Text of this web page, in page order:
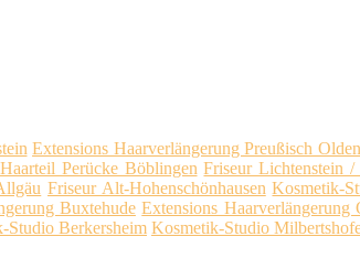
Extensions Haarverlängerung Preußisch
Haarteil Perücke Böblingen Friseur Lichtenstein /
Friseur Alt-Hohenschönhausen Kosmetik-
Buxtehude Extensions Haarverlängerung
Studio Berkersheim Kosmetik-Studio